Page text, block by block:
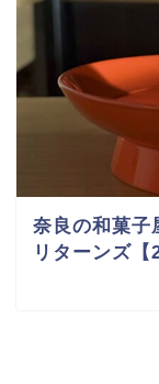
奈良の和菓
リターンズ【